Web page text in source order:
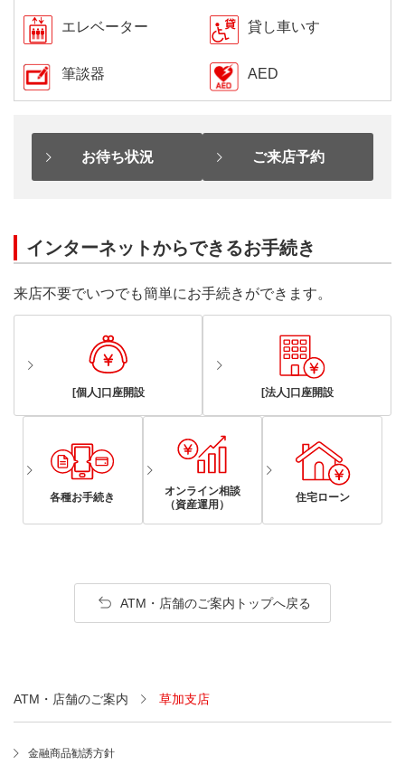
エレベーター 貸し車いす
筆談器 AED
お待ち状況 ご来店予約
インターネットからできるお手続き
来店不要でいつでも簡単にお手続きができます。
[個人]口座開設 [法人]口座開設
各種お手続き
オンライン相談
（資産運用）
住宅ローン
ATM・店舗のご案内トップへ戻る
ATM・店舗のご案内 草加支店
金融商品勧誘方針